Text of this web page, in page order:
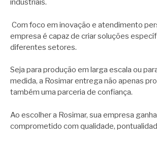
industriais.
Com foco em inovação e atendimento
empresa é capaz de criar soluções
diferentes setores.
Seja para produção em larga escala ou
medida, a Rosimar entrega não apenas
também uma parceria de confiança.
Ao escolher a Rosimar, sua empresa
comprometido com qualidade,